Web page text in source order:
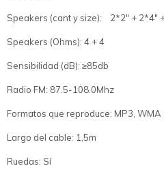
Speakers (cant y size): 2*2" + 2*4"
Speakers (Ohms): 4 + 4
Sensibilidad (dB): ≥85db
Radio FM: 87.5-108.0Mhz
Formatos que reproduce: MP3, WMA
Largo del cable: 1,5m
Ruedas: Sí